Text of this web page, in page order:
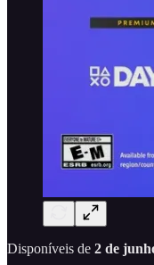
Disponíveis de 2 de